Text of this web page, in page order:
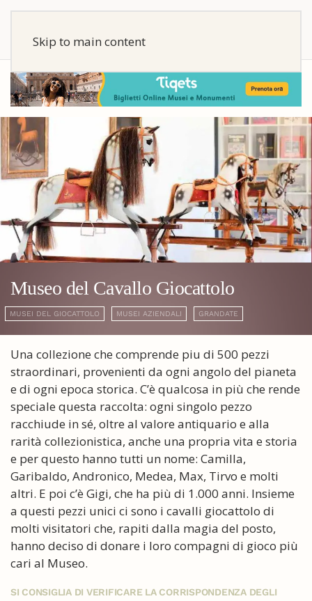
Skip to main content
Museo del Cavallo Giocattolo
MUSEI DEL GIOCATTOLO MUSEI AZIENDALI GRANDATE
Una collezione che comprende piu di 500 pezzi
straordinari, provenienti da ogni angolo del pianeta
e di ogni epoca storica. C’è qualcosa in più che rende
speciale questa raccolta: ogni singolo pezzo
racchiude in sé, oltre al valore antiquario e alla
rarità collezionistica, anche una propria vita e storia
e per questo hanno tutti un nome: Camilla,
Garibaldo, Andronico, Medea, Max, Tirvo e molti
altri. E poi c’è Gigi, che ha più di 1.000 anni. Insieme
a questi pezzi unici ci sono i cavalli giocattolo di
molti visitatori che, rapiti dalla magia del posto,
hanno deciso di donare i loro compagni di gioco più
cari al Museo.
SI CONSIGLIA DI VERIFICARE LA CORRISPONDENZA DEGLI